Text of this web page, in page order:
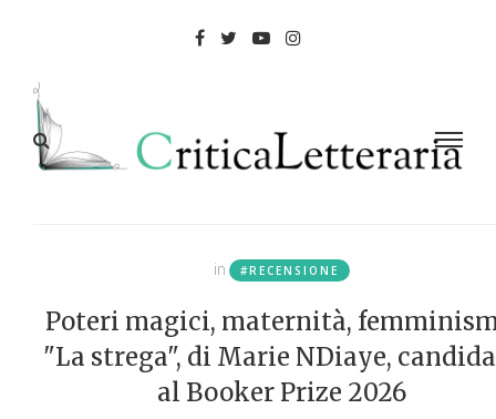
in #RECENSIONE
Poteri magici, maternità,
"La strega", di Marie NDiaye,
al Booker Prize 2026